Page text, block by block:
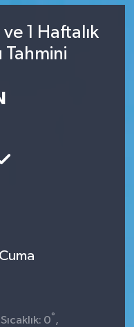
1 Haftalık
Tahmini
0° ,
Fikstür